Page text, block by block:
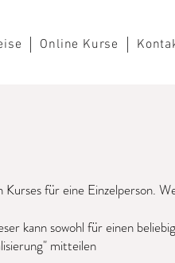
Online Kurse
für eine Einzelperson.
kann sowohl für einen
mitteilen